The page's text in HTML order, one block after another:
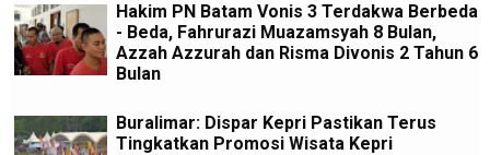
Hakim PN Batam Vonis 3 Terdakwa Berbeda
- Beda, Fahrurazi Muazamsyah 8 Bulan,
Azzah Azzurah dan Risma Divonis 2 Tahun 6
Bulan
Buralimar: Dispar Kepri Pastikan Terus
Tingkatkan Promosi Wisata Kepri